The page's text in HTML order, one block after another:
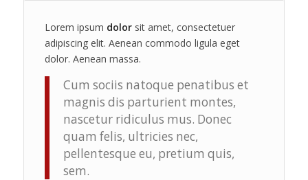
Lorem ipsum dolorsit amet, consectetuer
adipiscing elit. Aenean commodo ligula eget
dolor. Aenean massa.
Cum sociis natoque penatibus et
magnis dis parturient montes,
nascetur ridiculus mus. Donec
quam felis, ultricies nec,
pellentesque eu, pretium quis,
sem.